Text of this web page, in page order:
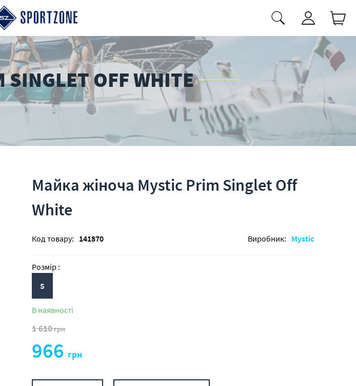
OFF WHITE
Майка жіноча Mystic Prim Singlet Off
White
Код товару: 141870 Виробник: Mystic
Розмір :
S
В наявності
1 610грн
966 грн